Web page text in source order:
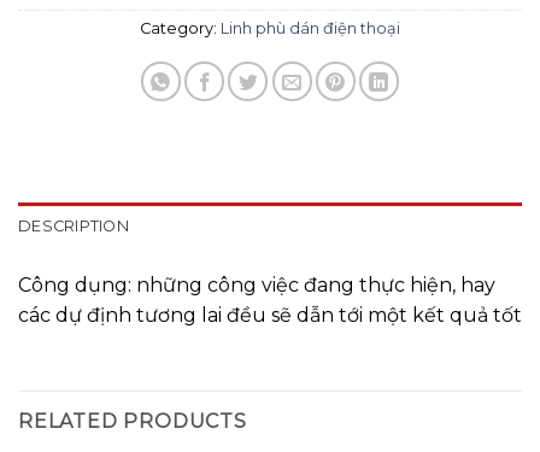
Category: Linh phù dán điện thoại
DESCRIPTION
Công dụng: những công việc đang thực hiện, hay
các dự định tương lai đều sẽ dẫn tới một kết quả tốt
RELATED PRODUCTS